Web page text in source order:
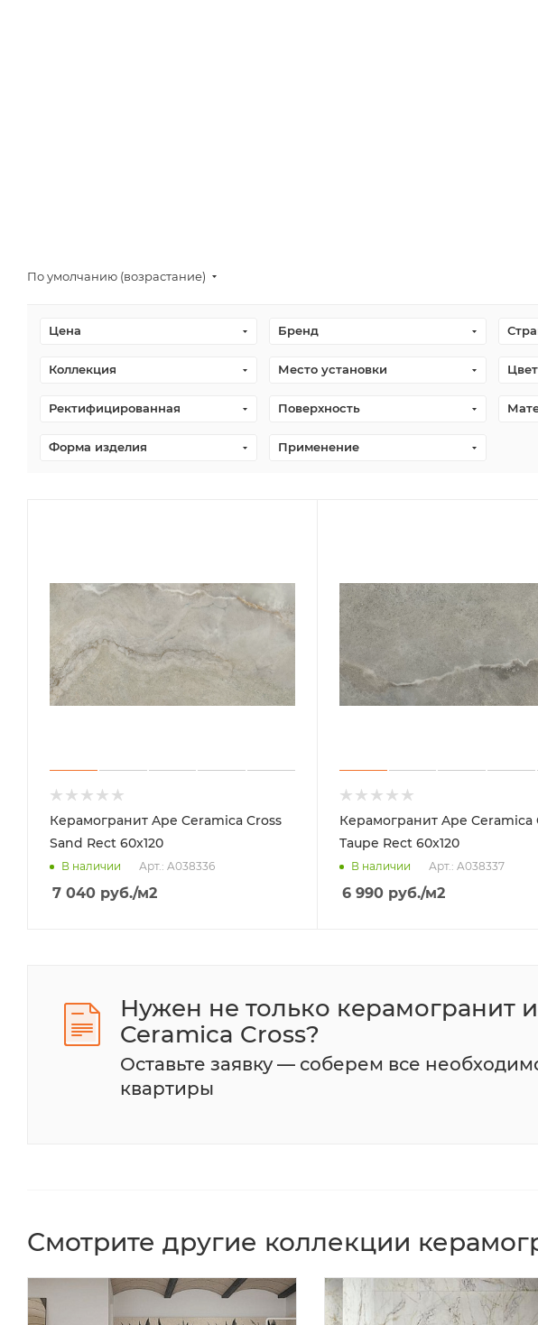
По умолчанию (возрастание)
Цена Бренд
Коллекция Место установки Цвет
Ректифицированная Поверхность
Форма изделия Применение
Керамогранит Ape Ceramica Cross
Sand Rect 60x120
В наличии Арт.: A038336
7 040 руб./м2
Керамогранит Ape Ceramica
Taupe Rect 60x120
В наличии Арт.: A038337
6 990руб./м2
Нужен не только керамогранит
Ceramica Cross?
Оставьте заявку — соберем все
квартиры
Смотрите другие коллекции